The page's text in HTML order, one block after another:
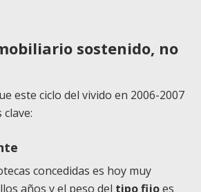
sostenido, no
este ciclo del vivido en 2006-2007
concedidas es hoy muy
años y el peso del tipo fijoes